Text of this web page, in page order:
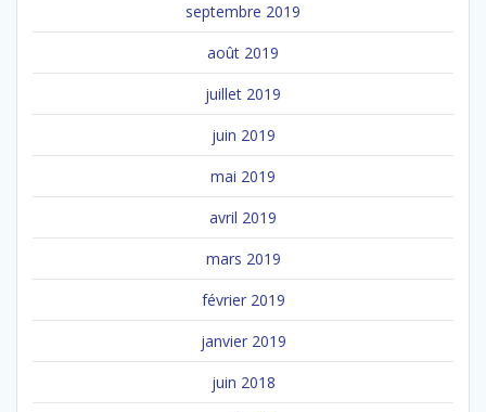
septembre 2019
août 2019
juillet 2019
juin 2019
mai 2019
avril 2019
mars 2019
février 2019
janvier 2019
juin 2018